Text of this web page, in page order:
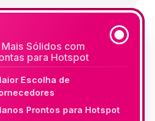
Sólidos com
para Hotspot
Escolha de
Prontos para Hotspot